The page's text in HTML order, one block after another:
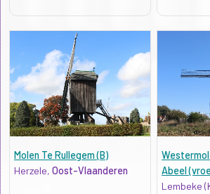
Molen Te Rullegem (B)
Herzele, Oost-Vlaanderen
Abeel
Lembeke